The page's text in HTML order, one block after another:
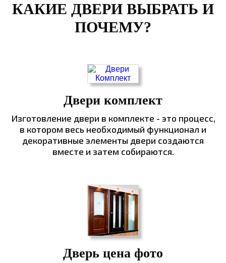
КАКИЕ ДВЕРИ ВЫБРАТЬ И
ПОЧЕМУ?
Двери комплект
Изготовление двери в комплекте - это процесс,
в котором весь необходимый функционал и
декоративные элементы двери создаются
вместе и затем собираются.
Дверь цена фото